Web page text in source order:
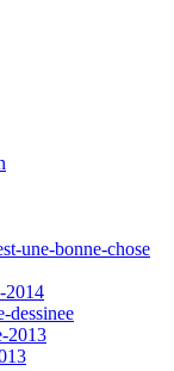
une-bonne-chose
2014
dessinee
2013